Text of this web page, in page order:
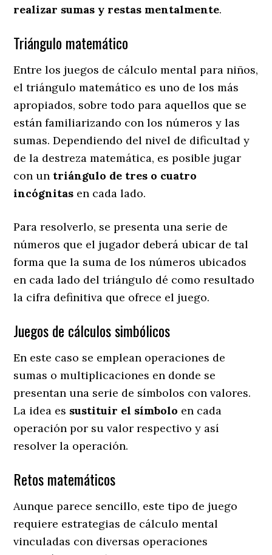
realizar sumas y restas mentalmente.
Triángulo matemático
Entre los juegos de cálculo mental para niños,
el triángulo matemático es uno de los más
apropiados, sobre todo para aquellos que se
están familiarizando con los números y las
sumas. Dependiendo del nivel de dificultad y
de la destreza matemática, es posible jugar
con un triángulo de tres o cuatro
incógnitas en cada lado.
Para resolverlo, se presenta una serie de
números que el jugador deberá ubicar de tal
forma que la suma de los números ubicados
en cada lado del triángulo dé como resultado
la cifra definitiva que ofrece el juego.
Juegos de cálculos simbólicos
En este caso se emplean operaciones de
sumas o multiplicaciones en donde se
presentan una serie de símbolos con valores.
La idea es sustituir el símbolo en cada
operación por su valor respectivo y así
resolver la operación.
Retos matemáticos
Aunque parece sencillo, este tipo de juego
requiere estrategias de cálculo mental
vinculadas con diversas operaciones